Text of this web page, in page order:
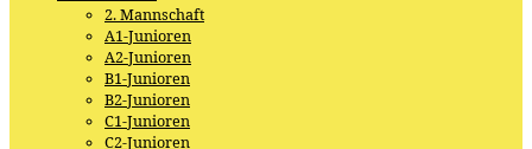
2. Mannschaft
A1-Junioren
A2-Junioren
B1-Junioren
B2-Junioren
C1-Junioren
C2-Junioren